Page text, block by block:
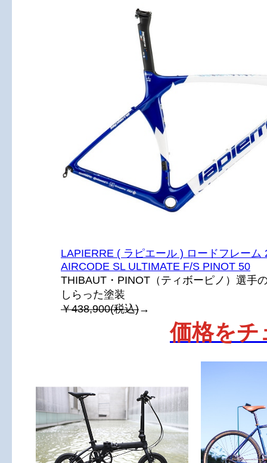
LAPIERRE ( ラピエール ) ロードフレーム
AIRCODE SL ULTIMATE F/S PINOT 50
THIBAUT・PINOT（ティボーピノ）選手
しらった塗装
￥438,900(税込)→
価格をチ